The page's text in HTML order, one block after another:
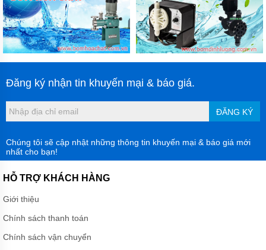
Đăng ký nhận tin khuyến mại & báo giá.
ĐĂNG KÝ
Chúng tôi sẽ cập nhật những thông tin khuyến mại & báo giá mới
nhất cho bạn!
HỖ TRỢ KHÁCH HÀNG
Giới thiệu
Chính sách thanh toán
Chính sách vận chuyển